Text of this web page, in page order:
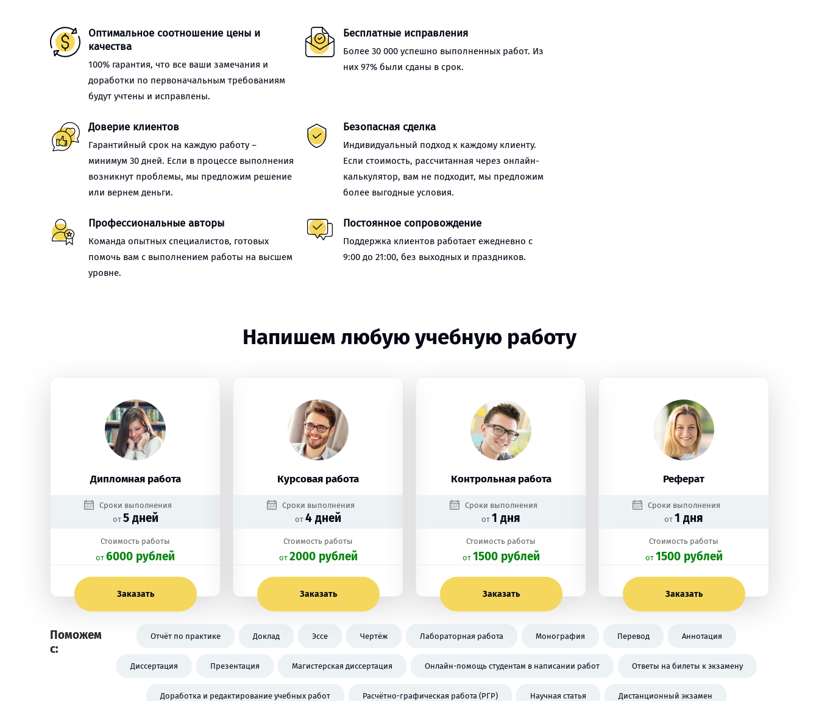
Оптимальное соотношение цены и
качества
100% гарантия, что все ваши замечания и
доработки по первоначальным требованиям
будут учтены и исправлены.
Бесплатные исправления
Более 30 000 успешно выполненных работ. Из
них 97% были сданы в срок.
Доверие клиентов
Гарантийный срок на каждую работу –
минимум 30 дней. Если в процессе выполнения
возникнут проблемы, мы предложим решение
или вернем деньги.
Безопасная сделка
Индивидуальный подход к каждому клиенту.
Если стоимость, рассчитанная через онлайн-
калькулятор, вам не подходит, мы предложим
более выгодные условия.
Профессиональные авторы
Команда опытных специалистов, готовых
помочь вам с выполнением работы на высшем
уровне.
Постоянное сопровождение
Поддержка клиентов работает ежедневно с
9:00 до 21:00, без выходных и праздников.
Напишем любую учебную работу
Дипломная работа
Сроки выполнения
от 5 дней
Стоимость работы
oт 6000 рублей
Заказать
Курсовая работа
Сроки выполнения
от 4 дней
Стоимость работы
oт 2000 рублей
Заказать
Контрольная работа
Сроки выполнения
от 1 дня
Стоимость работы
oт 1500 рублей
Заказать
Реферат
Сроки выполнения
от 1 дня
Стоимость работы
oт 1500 рублей
Заказать
Поможем
с:
Отчёт по практике Доклад Эссе Чертёж Лабораторная работа Монография Перевод Аннотация
Диссертация Презентация Магистерская диссертация Онлайн-помощь студентам в написании работ Ответы на билеты к экзамену
Доработка и редактирование учебных работ Расчётно-графическая работа (РГР) Научная статья Дистанционный экзамен